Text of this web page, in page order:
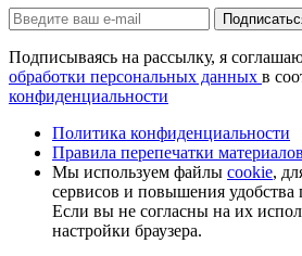
Подписываясь на рассылку, я
обработки персональных данных в
конфиденциальности
Политика конфиденциальности
Правила перепечатки материалов
Мы используем файлы cookie,
сервисов и повышения удобства
Если вы не согласны на их
настройки браузера.